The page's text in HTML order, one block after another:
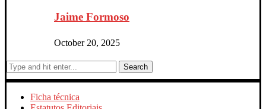
Jaime Formoso
October 20, 2025
Search
Ficha técnica